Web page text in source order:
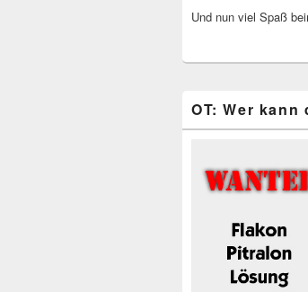
Und nun viel Spaß
OT: Wer kann